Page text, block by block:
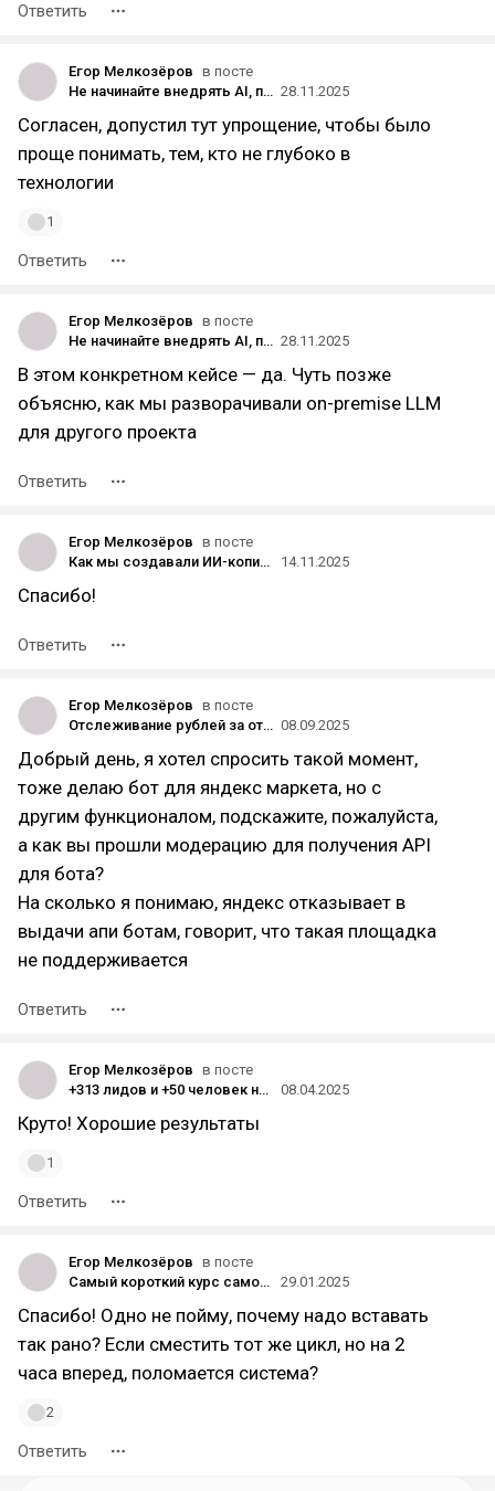
Ответить
Егор Мелкозёров в посте
Не начинайте внедрять AI, пока не узнаете про RAG. Основа, без которой любые AI-трансформации обречены. 28.11.2025
Согласен, допустил тут упрощение, чтобы было
проще понимать, тем, кто не глубоко в
технологии
1
Ответить
Егор Мелкозёров в посте
Не начинайте внедрять AI, пока не узнаете про RAG. Основа, без которой любые AI-трансформации обречены. 28.11.2025
В этом конкретном кейсе — да. Чуть позже
объясню, как мы разворачивали on-premise LLM
для другого проекта
Ответить
Егор Мелкозёров в посте
Как мы создавали ИИ-копирайтера на 9 ресторанов: контент в 10 раз быстрее, опираясь на факты и стиль каждого заведения
14.11.2025
Спасибо!
Ответить
Егор Мелкозёров в посте
Отслеживание рублей за отзыв на Wildberries 08.09.2025
Добрый день, я хотел спросить такой момент,
тоже делаю бот для яндекс маркета, но с
другим функционалом, подскажите, пожалуйста,
а как вы прошли модерацию для получения API
для бота?
На сколько я понимаю, яндекс отказывает в
выдачи апи ботам, говорит, что такая площадка
не поддерживается
Ответить
Егор Мелкозёров в посте
+313 лидов и +50 человек на офлайн-мероприятие — кейс продвижения агентства зарубежной недвижимости в Telegram
08.04.2025
Круто! Хорошие результаты
1
Ответить
Егор Мелкозёров в посте
Самый короткий курс самосовершенствования в мире
29.01.2025
Спасибо! Одно не пойму, почему надо вставать
так рано? Если сместить тот же цикл, но на 2
часа вперед, поломается система?
2
Ответить